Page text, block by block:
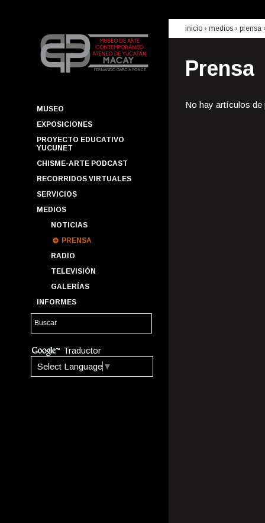
MUSEO
EXPOSICIONES
PROYECTO EDUCATIVO
YUCUNET
CHISME-ARTE PODCAST
RECORRIDOS VIRTUALES
SERVICIOS
MEDIOS
NOTICIAS
PRENSA
RADIO
TELEVISIÓN
GALERÍAS
INFORMES
Traductor
Select Language ▼
inicio › medios › prensa
Prensa
No hay artículos de